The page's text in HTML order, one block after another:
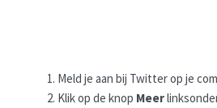
Meld je aan bij Twitter op je
Klik op de knop Meer